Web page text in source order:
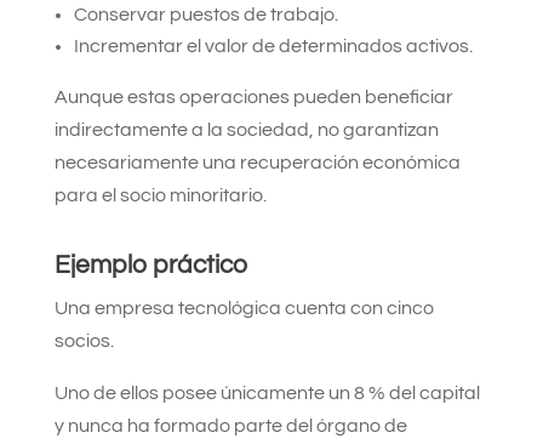
Conservar puestos de trabajo.
Incrementar el valor de determinados activos.
Aunque estas operaciones pueden beneficiar
indirectamente a la sociedad, no garantizan
necesariamente una recuperación económica
para el socio minoritario.
Ejemplo práctico
Una empresa tecnológica cuenta con cinco
socios.
Uno de ellos posee únicamente un 8 % del capital
y nunca ha formado parte del órgano de